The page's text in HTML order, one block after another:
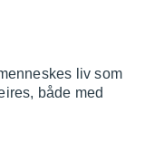
liv som
både med